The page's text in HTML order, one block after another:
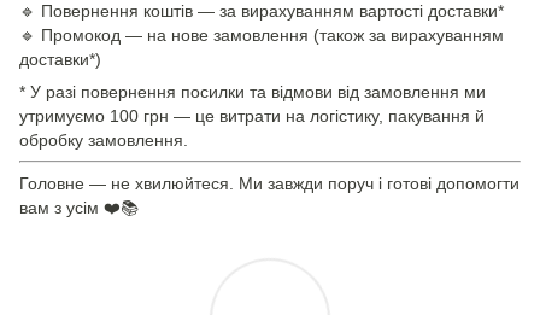
🔹 Повернення коштів — за вирахуванням вартості доставки*
🔹 Промокод — на нове замовлення (також за вирахуванням
доставки*)
* У разі повернення посилки та відмови від замовлення ми
утримуємо 100 грн — це витрати на логістику, пакування й
обробку замовлення.
Головне — не хвилюйтеся. Ми завжди поруч і готові допомогти
вам з усім ❤️📚